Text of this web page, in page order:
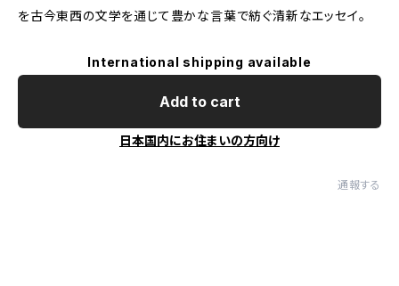
を古今東西の文学を通じて豊かな言葉で紡ぐ清新なエッセイ。
International shipping available
Add to cart
日本国内にお住まいの方向け
通報する